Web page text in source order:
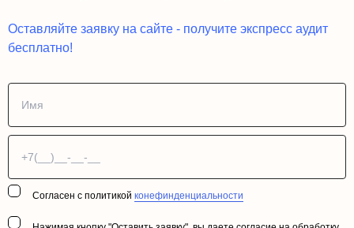
Оставляйте заявку на сайте - получите экспресс аудит
бесплатно!
Согласен с политикой конефинденциальности